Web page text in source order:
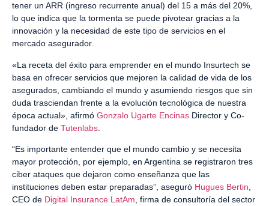
tener un ARR (ingreso recurrente anual) del 15 a más del 20%,
lo que indica que la tormenta se puede pivotear gracias a la
innovación y la necesidad de este tipo de servicios en el
mercado asegurador.
«La receta del éxito para emprender en el mundo Insurtech se
basa en ofrecer servicios que mejoren la calidad de vida de los
asegurados, cambiando el mundo y asumiendo riesgos que sin
duda trasciendan frente a la evolución tecnológica de nuestra
época actual», afirmó Gonzalo Ugarte Encinas Director y Co-
fundador de Tutenlabs
“Es importante entender que el mundo cambio y se necesita
mayor protección, por ejemplo, en Argentina se registraron tres
ciber ataques que dejaron como enseñanza que las
instituciones deben estar preparadas”, aseguró Hugues Bertin
CEO de Digital Insurance LatAm , firma de consultoría del sector